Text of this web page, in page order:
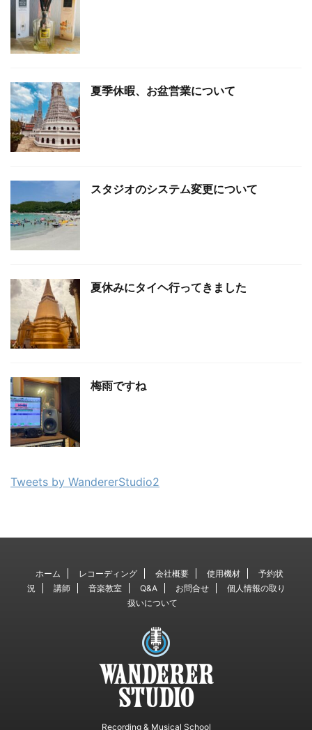
夏季休暇、お盆営業について
スタジオのシステム変更について
夏休みにタイヘ行ってきました
梅雨ですね
Tweets by WandererStudio2
ホーム レコーディング 会社概要 使用機材
予約状
況
講師 音楽教室 Q&A お問合せ
個人情報の取り
扱いについて
Recording & Musical School